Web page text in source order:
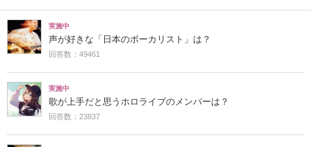
実施中
声が好きな「日本のボーカリスト」は？
回答数：49461
実施中
歌が上手だと思うホロライブのメンバーは？
回答数：23837